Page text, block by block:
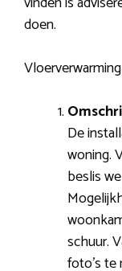
doen.
De
woning.
beslis
schuur.
foto’s te